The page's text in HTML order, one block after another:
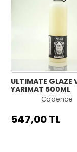
ULTIMATE GLAZE
YARIMAT 500ML
Cadence
547,00 TL